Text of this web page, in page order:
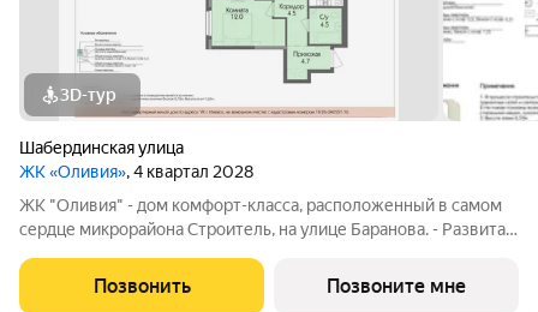
3D-тур
Шабердинская улица
ЖК «Оливия», 4 квартал 2028
ЖК "Оливия" - дом комфорт-класса, расположенный в самом
сердце микрорайона Строитель, на улице Баранова. - Развитая
Матрица, остановки общественного транспорта, поликлиники
для взрослых и
Позвонить Позвоните мне